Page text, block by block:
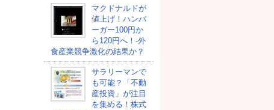
マクドナルドが
値上げ！ハンバ
ーガー100円か
ら120円へ！-外
食産業競争激化の結果か？
サラリーマンで
も可能？「不動
産投資」が注目
を集める！株式